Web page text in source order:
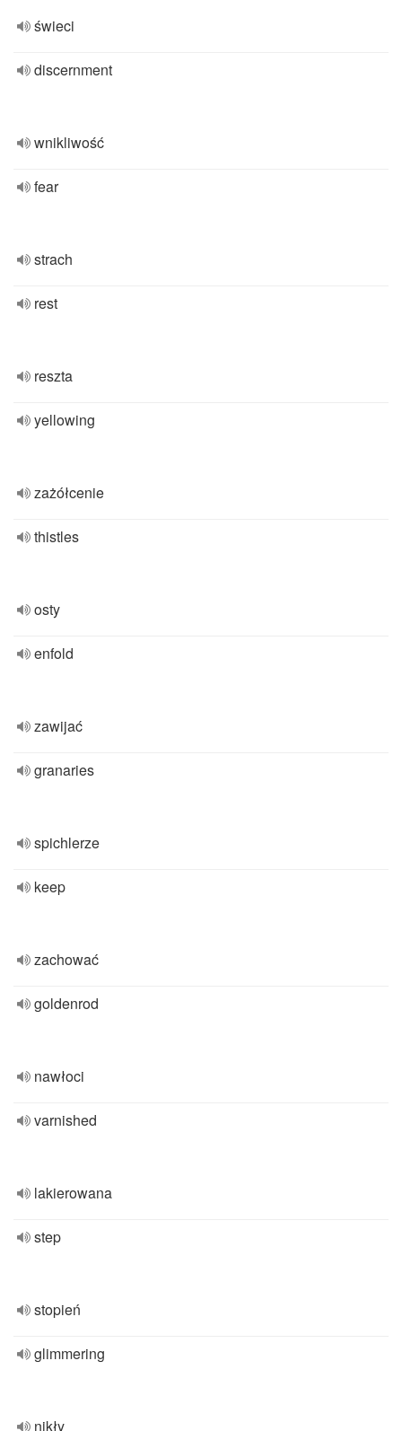
świeci
discernment
wnikliwość
fear
strach
rest
reszta
yellowing
zażółcenie
thistles
osty
enfold
zawijać
granaries
spichlerze
keep
zachować
goldenrod
nawłoci
varnished
lakierowana
step
stopień
glimmering
nikły